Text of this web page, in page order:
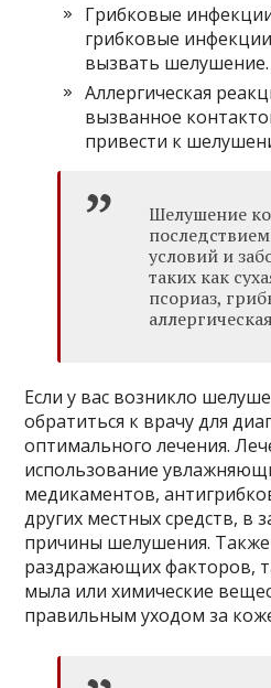
Грибковые
грибковые
вызвать шелушение.
Аллергическая
вызванное
привести к
Шелушение
условий и
таких как
псориаз,
Если у вас возникло
обратиться к врачу для
оптимального лечения.
использование
медикаментов,
других местных средств, в
причины шелушения. Также
раздражающих факторов,
мыла или химические
правильным уходом за